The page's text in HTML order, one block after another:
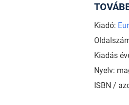
Kiadó:
Kiadás
Nyelv:
ISBN /